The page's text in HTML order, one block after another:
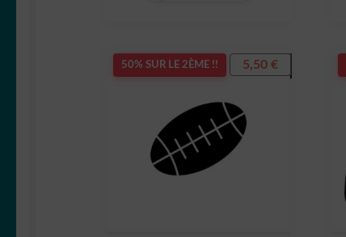
50% SUR LE 2ÈME !! 5,50€